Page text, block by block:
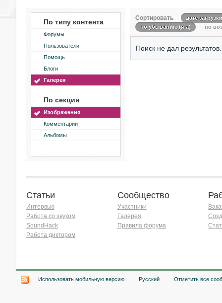
По типу контента
Форумы
Пользователи
Помощь
Блоги
Галерея
По секции
Изображения
Комментарии
Альбомы
Сортировать
дате загрузки
по убыванию (я-а)
по
Поиск не дал результатов.
Статьи
Интервью
Работа со звуком
SoundHack
Работа диктором
Сообщество
Участники
Галерея
Правила форума
Использовать мобильную версию Русский Отметить все